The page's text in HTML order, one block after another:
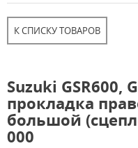
К СПИСКУ ТОВАРОВ
Suzuki GSR600,
прокладка
большой
000